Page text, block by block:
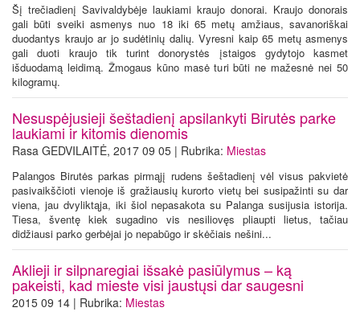
Šį trečiadienį Savivaldybėje laukiami kraujo donorai. Kraujo donorais
gali būti sveiki asmenys nuo 18 iki 65 metų amžiaus, savanoriškai
duodantys kraujo ar jo sudėtinių dalių. Vyresni kaip 65 metų asmenys
gali duoti kraujo tik turint donorystės įstaigos gydytojo kasmet
išduodamą leidimą. Žmogaus kūno masė turi būti ne mažesnė nei 50
kilogramų.
Nesuspėjusieji šeštadienį apsilankyti Birutės parke
laukiami ir kitomis dienomis
Rasa GEDVILAITĖ, 2017 09 05 | Rubrika: Miestas
Palangos Birutės parkas pirmąjį rudens šeštadienį vėl visus pakvietė
pasivaikščioti vienoje iš gražiausių kurorto vietų bei susipažinti su dar
viena, jau dvyliktąja, iki šiol nepasakota su Palanga susijusia istorija.
Tiesa, šventę kiek sugadino vis nesiliovęs pliaupti lietus, tačiau
didžiausi parko gerbėjai jo nepabūgo ir skėčiais nešini...
Aklieji ir silpnaregiai išsakė pasiūlymus – ką
pakeisti, kad mieste visi jaustųsi dar saugesni
2015 09 14 | Rubrika: Miestas